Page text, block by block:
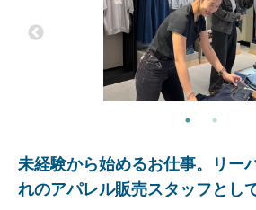
未経験から始めるお仕事。リー
れのアパレル販売スタッフとし